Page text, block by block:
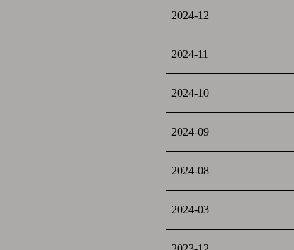
2024-12
2024-11
2024-10
2024-09
2024-08
2024-03